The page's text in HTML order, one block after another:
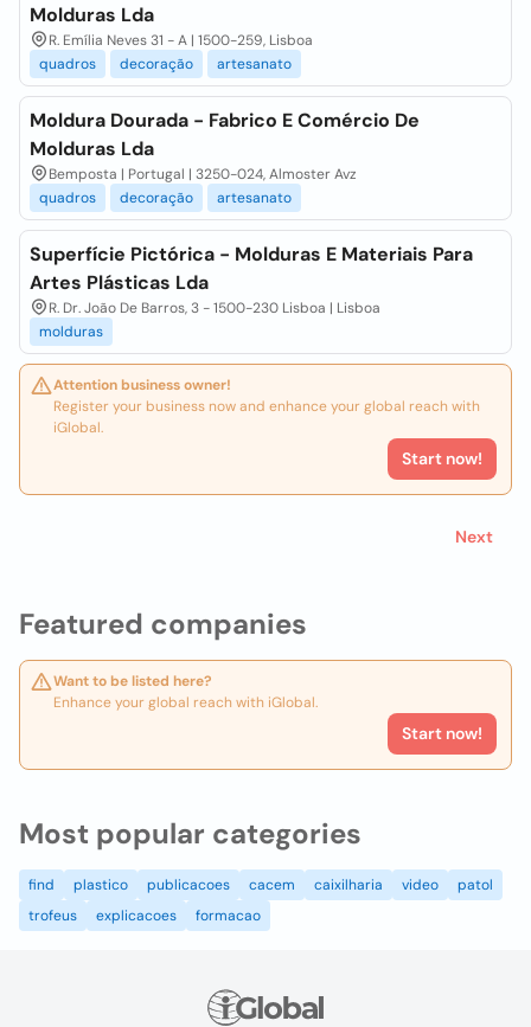
Featured companies
Want to be listed here?
Enhance your global reach with iGlobal.
Start now!
Molduras Lda
R. Emília Neves 31 - A | 1500-259, Lisboa
quadros
decoração artesanato
Moldura Dourada - Fabrico E Comércio De
Molduras Lda
Bemposta | Portugal | 3250-024, Almoster Avz
quadros
decoração artesanato
Superfície Pictórica - Molduras E Materiais Para
Artes Plásticas Lda
R. Dr. João De Barros, 3 - 1500-230 Lisboa | Lisboa
molduras
Attention business owner!
Register your business now and enhance your global reach with
iGlobal.
Start now!
Next
Most popular categories
find plastico publicacoes cacem caixilharia video
patol
trofeus
explicacoes formacao